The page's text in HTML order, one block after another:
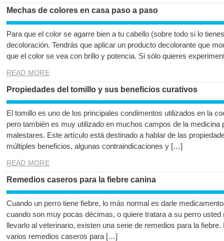
Mechas de colores en casa paso a paso
Para que el color se agarre bien a tu cabello (sobre todo si lo
decoloración. Tendrás que aplicar un producto decolorante que
que el color se vea con brillo y potencia. Si sólo quieres
READ MORE
Propiedades del tomillo y sus beneficios curativos
El tomillo es uno de los principales condimentos utilizados en la
pero también es muy utilizado en muchos campos de la medicina
malestares. Este artículo está destinado a hablar de las
múltiples beneficios, algunas contraindicaciones y […]
READ MORE
Remedios caseros para la fiebre canina
Cuando un perro tiene fiebre, lo más normal es darle
cuando son muy pocas décimas, o quiere tratara a su perro
llevarlo al veterinario, existen una serie de remedios para la
varios remedios caseros para […]